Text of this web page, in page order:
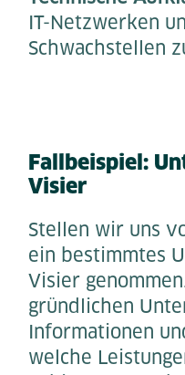
IT-Netzwerken
Schwachstellen
Fallbeispiel:
Visier
Stellen wir uns
ein bestimmtes
Visier
gründlichen
Informationen
welche